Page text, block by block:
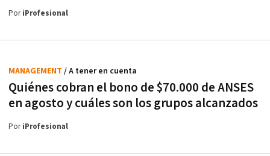
PoriProfesional
Quiénes cobran el bono de $70.000 de ANSES
en agosto y cuáles son los grupos alcanzados
MANAGEMENT / A tener en cuenta
PoriProfesional